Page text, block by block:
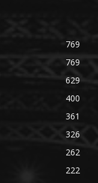
769
769
629
400
361
326
262
222